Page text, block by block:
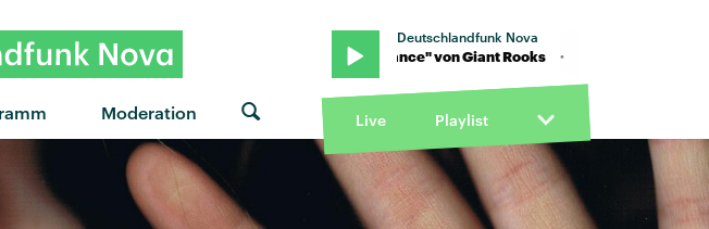
Moderation
Deutschlandfunk Nova
"Slow Dance" von Giant Rooks · "Slow Dance" von Giant Rooks · "Slow Dance" von Giant Rooks
Live Playlist